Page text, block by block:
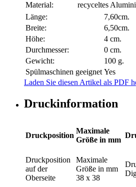
Material:
recyceltes
Länge:
7,60cm.
Breite:
6,50cm.
Höhe:
4 cm.
Durchmesser:
0 cm.
Gewicht:
100 g.
Spülmaschinen geeignet Yes
Laden Sie diesen Artikel als PDF
Druckinformation
Druckposition
Maximale
Größe in mm
Druckposition
auf der
Oberseite
Maximale
Größe in mm
38 x 38